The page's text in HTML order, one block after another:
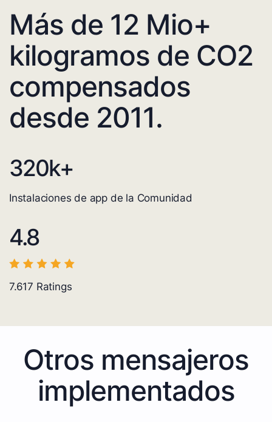
Más de 12 Mio+
kilogramos de CO2
compensados
desde 2011.
320k+
Instalaciones de app de la Comunidad
4.8
7.617 Ratings
Otros mensajeros
implementados